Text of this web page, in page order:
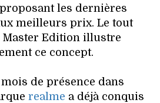
DES MARQUES
DÉCO
les dernières
meilleurs prix. Le tout
Master Edition illustre
ce concept.
de présence dans
realme a déjà conquis